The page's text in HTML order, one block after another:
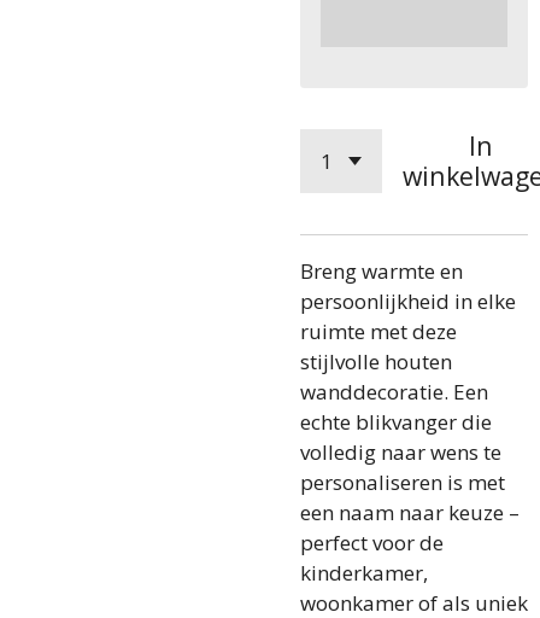
In
Breng warmte en
persoonlijkheid in elke
ruimte met deze
stijlvolle houten
wanddecoratie. Een
echte blikvanger die
volledig naar wens te
personaliseren is met
een naam naar keuze –
perfect voor de
kinderkamer,
woonkamer of als uniek